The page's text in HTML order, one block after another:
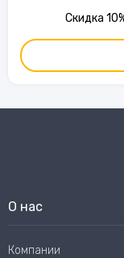
О нас
Компании